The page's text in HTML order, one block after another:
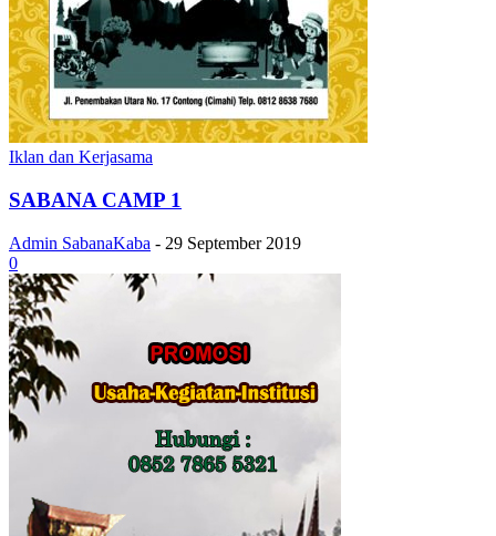
Iklan dan Kerjasama
SABANA CAMP 1
Admin SabanaKaba - 29 September 2019
0